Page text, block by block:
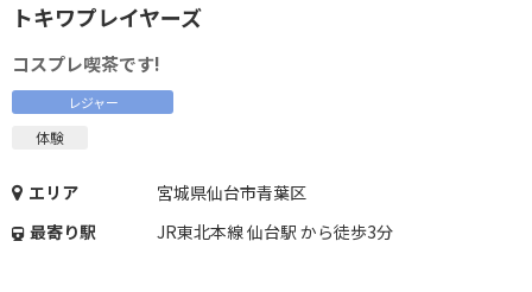
トキワプレイヤーズ
コスプレ喫茶です!
レジャー
体験
エリア
宮城県仙台市青葉区
最寄り駅
JR東北本線 仙台駅 から徒歩3分